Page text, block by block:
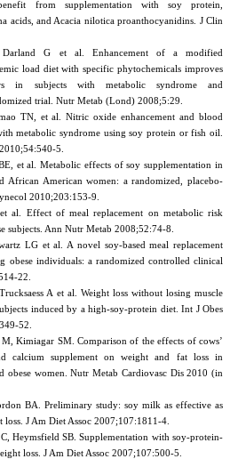
from supplementation with soy protein,
acids, and Acacia nilotica proanthocyanidins. J Clin
G et al. Enhancement of a modified
load diet with specific phytochemicals improves
in subjects with metabolic syndrome and
trial. Nutr Metab (Lond) 2008;5:29.
TN, et al. Nitric oxide enhancement and blood
metabolic syndrome using soy protein or fish oil.
5.
et al. Metabolic effects of soy supplementation in
African American women: a randomized, placebo-
2010;203:153-9.
al. Effect of meal replacement on metabolic risk
subjects. Ann Nutr Metab 2008;52:74-8.
LG et al. A novel soy-based meal replacement
obese individuals: a randomized controlled clinical
22.
A et al. Weight loss without losing muscle
induced by a high-soy-protein diet. Int J Obes
52.
Kimiagar SM. Comparison of the effects of cows’
calcium supplement on weight and fat loss in
obese women. Nutr Metab Cardiovasc Dis 2010 (in
BA. Preliminary study: soy milk as effective as
J Am Diet Assoc 2007;107:1811-4.
Heymsfield SB. Supplementation with soy-protein-
loss. J Am Diet Assoc 2007;107:500-5.